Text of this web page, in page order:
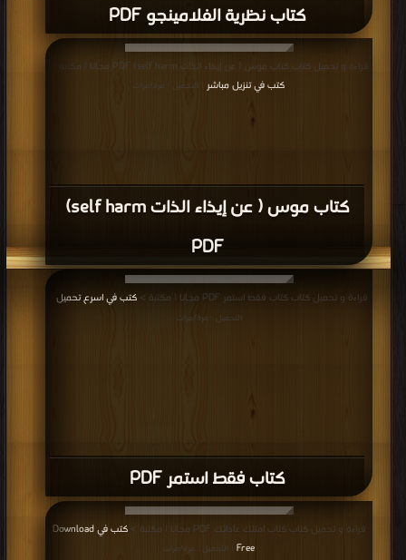
كتاب نظرية الفلامينجو PDF
كتاب موس ( عن إيذاء الذات self harm)
PDF
قراءة و تحميل كتاب كتاب موس ( عن إيذاء الذات self harm) PDF مجانا | مكتبة >
كتب في تنزيل مباشر | التحميل : مرة/مرات
كتاب فقط استمر PDF
قراءة و تحميل كتاب كتاب فقط استمر PDF مجانا | مكتبة > كتب في اسرع تحميل
التحميل : مرة/مرات
قراءة و تحميل كتاب كتاب امتلك عاداتك PDF مجانا | مكتبة >
كتب في Download
Free
| التحميل : مرة/مرات